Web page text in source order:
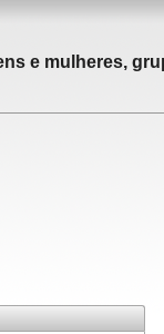
e mulheres,